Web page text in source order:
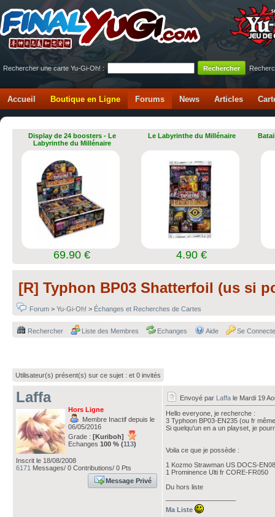
Rechercher une carte Yu-Gi-Oh! :
Accueil Boutique en Ligne Forums News Articles
Display de 24 boosters - Le
Labyrinthe du Millénaire
69.90 €
Le Labyrinthe du Millénaire
4.90 €
[R] Typhon BP03 Shatterfoil (us si
Forum > Yu-Gi-Oh! > Échanges et Recherches de Cartes
Rechercher Liste des Membres Echanges Aide Se
Utilisateur(s) présent(s) sur ce sujet : et 0 invités
Laffa
Hors Ligne
Membre Inactif depuis le
06/05/2016
Grade : [Kuriboh]
Echanges 100 % (113)
Inscrit le 18/08/2008
6171 Messages/ 0 Contributions/ 0 Pts
Message Privé
Envoyé par Laffa le Mardi 19
Hello everyone, je recherche :
3 Typhoon BP03-EN235 (ou fr
Si quelqu'un en a un playset, je
Voila ce que je possède :
1 Kozmo Strawman US DOCS-
1 Prominence Ulti fr CORE-FR050
Du hors liste
Ma Liste